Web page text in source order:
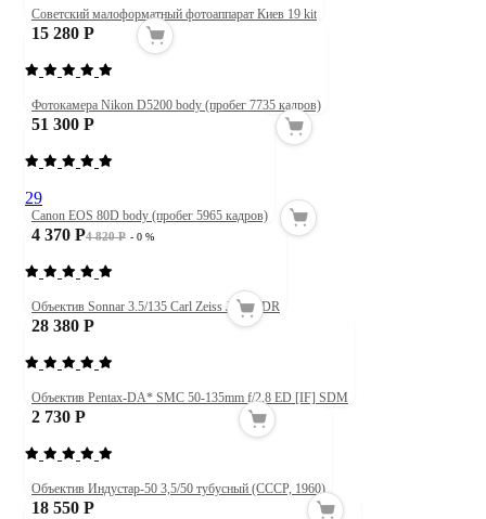
Советский малоформатный фотоаппарат Киев 19 kit
15 280 Р
Фотокамера Nikon D5200 body (пробег 7735 кадров)
51 300 Р
29
Canon EOS 80D body (пробег 5965 кадров)
4 820 Р
4 370 Р - 0 %
Объектив Sonnar 3.5/135 Carl Zeiss Jena DDR
28 380 Р
Объектив Pentax-DA* SMC 50-135mm f/2.8 ED [IF] SDM
2 730 Р
Объектив Индустар-50 3,5/50 тубусный (СССР, 1960)
18 550 Р